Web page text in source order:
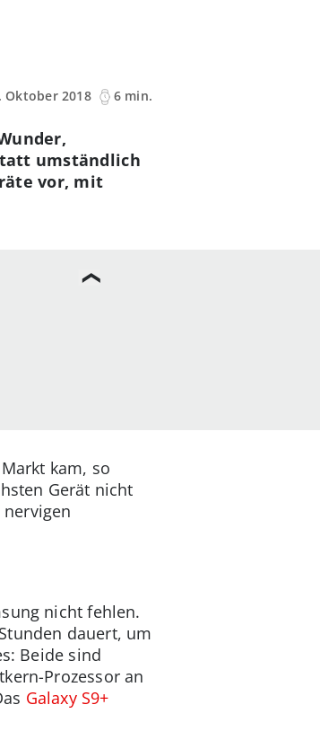
Oktober 2018
6 min.
umständlich
vor, mit
kam, so
Gerät nicht
nicht fehlen.
dauert, um
Beide sind
Prozessor an
Galaxy S9+